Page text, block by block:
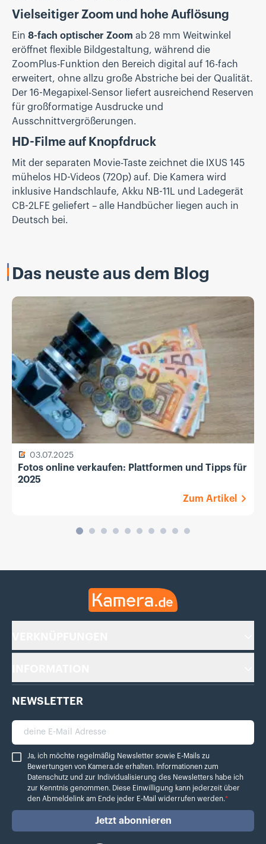
Vielseitiger Zoom und hohe Auflösung
Ein 8-fach optischer Zoom ab 28 mm Weitwinkel
eröffnet flexible Bildgestaltung, während die
ZoomPlus-Funktion den Bereich digital auf 16-fach
erweitert, ohne allzu große Abstriche bei der Qualität.
Der 16-Megapixel-Sensor liefert ausreichend Reserven
für großformatige Ausdrucke und
Ausschnittvergrößerungen.
HD-Filme auf Knopfdruck
Mit der separaten Movie-Taste zeichnet die IXUS 145
mühelos HD-Videos (720p) auf. Die Kamera wird
inklusive Handschlaufe, Akku NB-11L und Ladegerät
CB-2LFE geliefert – alle Handbücher liegen auch in
Deutsch bei.
Das neuste aus dem Blog
03.07.2025
Fotos online verkaufen: Plattformen und Tipps für
2025
Zum Artikel
Kamera.de
NEWSLETTER
deine E-Mail Adresse
Ja, ich möchte regelmäßig Newsletter sowie E-Mails zu Bewertungen von
Ja, ich möchte regelmäßig Newsletter sowie E-Mails zu
Bewertungen von Kamera.de erhalten. Informationen zum
Datenschutz und zur Individualisierung des Newsletters habe ich
zur Kenntnis genommen. Diese Einwilligung kann jederzeit über
den Abmeldelink am Ende jeder E-Mail widerrufen werden.*
Jetzt abonnieren